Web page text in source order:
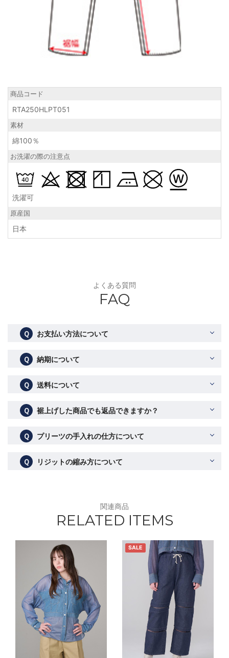
商品コード
RTA250HLPT051
素材
綿100％
お洗濯の際の注意点
洗濯可
原産国
日本
よくある質問
FAQ
Ｑ お支払い方法について
Ｑ 納期について
Ｑ 送料について
Ｑ 裾上げした商品でも返品できますか？
Ｑ プリーツの手入れの仕方について
Ｑ リジットの縮み方について
関連商品
RELATED ITEMS
SALE